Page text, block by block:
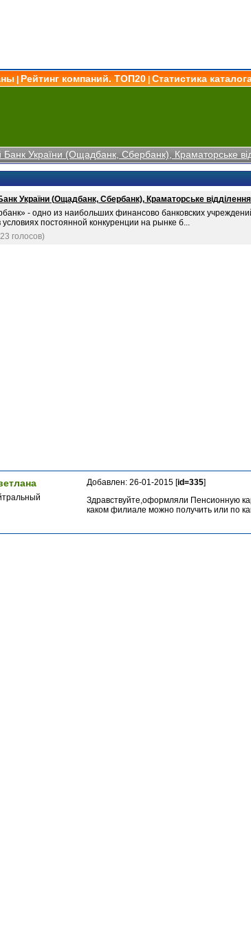
Рейтинг компаний. ТОП20 Статистика
України (Ощадбанк, Сбербанк), Краматорське
України (Ощадбанк, Сбербанк), Краматорське
- одно из наибольших финансово банковских
условиях постоянной конкуренции на рынке б...
голосов)
Добавлен: 26-01-2015 [id=335]
Здравствуйте,оформляли Пенсионную
каком филиале можно получить или по